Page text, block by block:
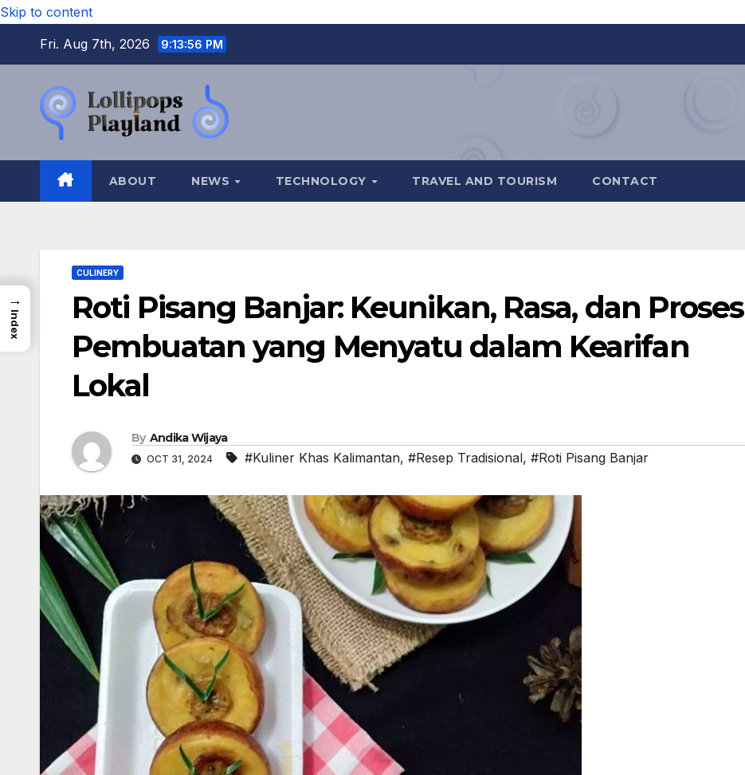
Skip to content
Fri. Aug 7th, 2026
9:13:57 PM
ABOUT NEWS TECHNOLOGY TRAVEL AND TOURISM CONTACT
CULINERY
Roti Pisang Banjar: Keunikan, Rasa, dan Proses
Pembuatan yang Menyatu dalam Kearifan
Lokal
By Andika Wijaya
OCT 31, 2024 #Kuliner Khas Kalimantan, #Resep Tradisional, #Roti Pisang Banjar
→
Index